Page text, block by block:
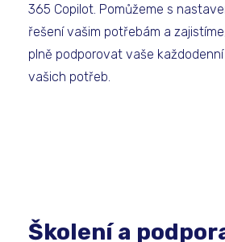
365 Copilot. Pomůžeme s
řešení vašim potřebám a
plně podporovat vaše
vašich potřeb.
Školení a